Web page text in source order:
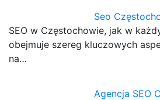
Seo
SEO w Częstochowie, jak w
obejmuje szereg kluczowych
na…
Agencja SEO